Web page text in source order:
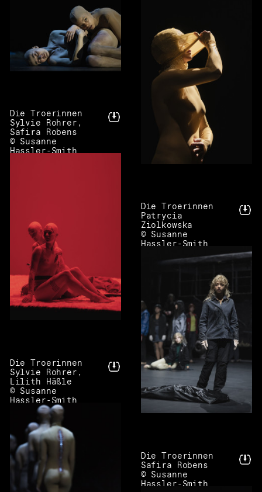
Die Troerinnen
Sylvie Rohrer,
Safira Robens
© Susanne
Hassler-Smith
Die Troerinnen
Patrycia
Ziolkowska
© Susanne
Hassler-Smith
Die Troerinnen
Sylvie Rohrer,
Lilith Häßle
© Susanne
Hassler-Smith
Die Troerinnen
Safira Robens
© Susanne
Hassler-Smith